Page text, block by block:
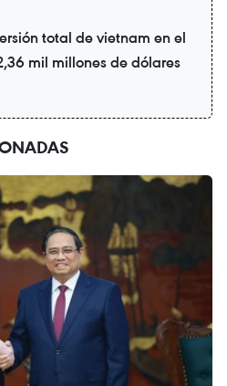
total de vietnam en el
mil millones de dólares